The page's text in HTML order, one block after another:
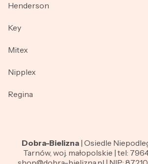
Henderson
Key
Mitex
Nipplex
Regina
Dobra-Bielizna | Osiedle
Tarnów, woj. małopolskie | tel: